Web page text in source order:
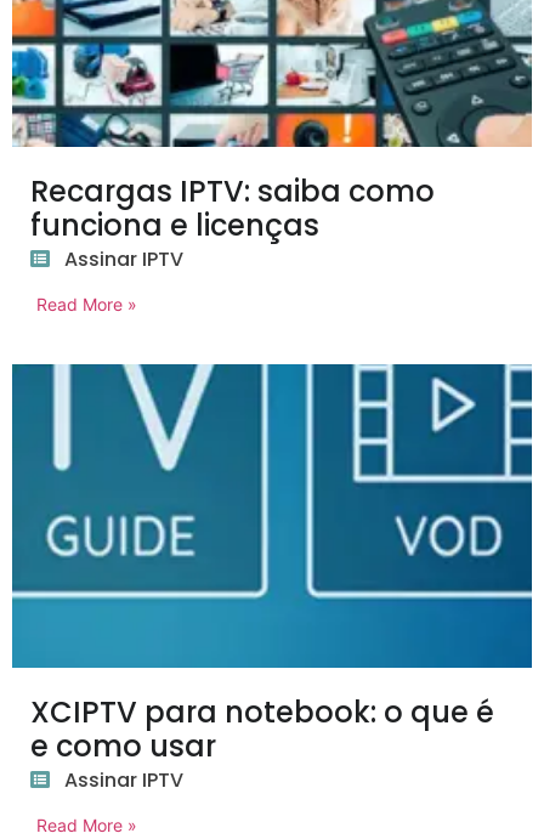
Recargas IPTV: saiba como
funciona e licenças
Assinar IPTV
Read More »
XCIPTV para notebook: o que é
e como usar
Assinar IPTV
Read More »